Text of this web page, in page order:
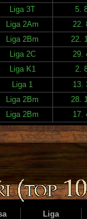
Liga 3T 5.
Liga 2Am 22.
Liga 2Bm 22.
Liga 2C 29.
Liga K1 2.
Liga 1 13.
Liga 2Bm 28.
Liga 2Bm 17.
Liga